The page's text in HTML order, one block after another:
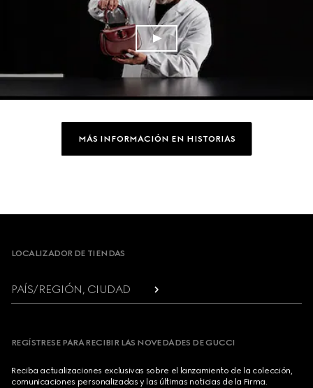
MÁS INFORMACIÓN EN HISTORIAS
Footer
LOCALIZADOR DE TIENDAS
PAÍS/REGIÓN, CIUDAD
REGÍSTRESE PARA RECIBIR LAS NOVEDADES DE GUCCI
Reciba actualizaciones exclusivas sobre el lanzamiento de la colección,
comunicaciones personalizadas y las últimas noticias de la Firma.